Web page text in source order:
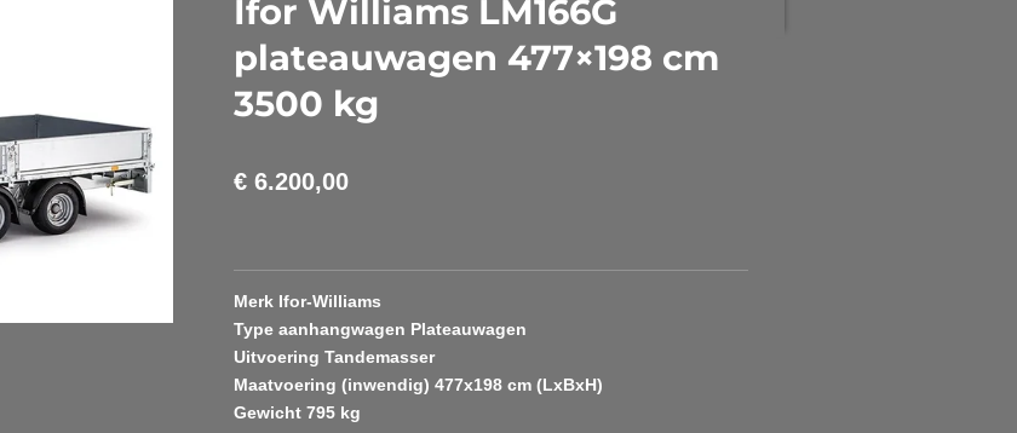
Ifor Williams LM166G
plateauwagen 477×198 cm
3500 kg
€ 6.200,00
Merk Ifor-Williams
Type aanhangwagen Plateauwagen
Uitvoering Tandemasser
Maatvoering (inwendig) 477x198 cm (LxBxH)
Gewicht 795 kg